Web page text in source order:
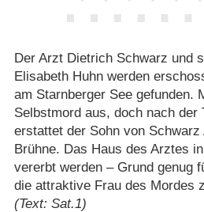
Der Arzt Dietrich Schwarz und
Elisabeth Huhn werden
am Starnberger See gefunden.
Selbstmord aus, doch nach der
erstattet der Sohn von Schwarz
Brühne. Das Haus des Arztes
vererbt werden – Grund genug
die attraktive Frau des Mordes
(Text: Sat.1)